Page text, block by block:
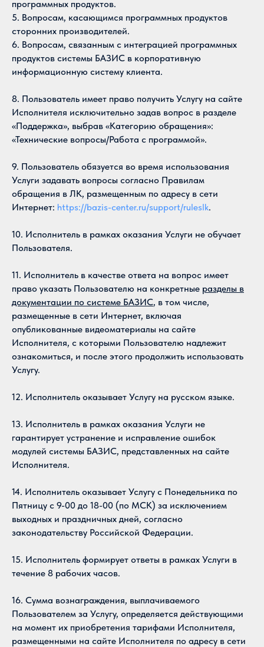
программных продуктов.
5. Вопросам, касающимся программных продуктов
сторонних производителей.
6. Вопросам, связанным с интеграцией программных
продуктов системы БАЗИС в корпоративную
информационную систему клиента.
8. Пользователь имеет право получить Услугу на сайте
Исполнителя исключительно задав вопрос в разделе
«Поддержка», выбрав «Категорию обращения»:
«Технические вопросы/Работа с программой».
9. Пользователь обязуется во время использования
Услуги задавать вопросы согласно Правилам
обращения в ЛК, размещенным по адресу в сети
Интернет: https://bazis-center.ru/support/ruleslk.
10. Исполнитель в рамках оказания Услуги не обучает
Пользователя.
11. Исполнитель в качестве ответа на вопрос имеет
право указать Пользователю на конкретные разделы в
документации по системе БАЗИС, в том числе,
размещенные в сети Интернет, включая
опубликованные видеоматериалы на сайте
Исполнителя, с которыми Пользователю надлежит
ознакомиться, и после этого продолжить использовать
Услугу.
12. Исполнитель оказывает Услугу на русском языке.
13. Исполнитель в рамках оказания Услуги не
гарантирует устранение и исправление ошибок
модулей системы БАЗИС, представленных на сайте
Исполнителя.
14. Исполнитель оказывает Услугу с Понедельника по
Пятницу с 9-00 до 18-00 (по МСК) за исключением
выходных и праздничных дней, согласно
законодательству Российской Федерации.
15. Исполнитель формирует ответы в рамках Услуги в
течение 8 рабочих часов.
16. Сумма вознаграждения, выплачиваемого
Пользователем за Услугу, определяется действующими
на момент их приобретения тарифами Исполнителя,
размещенными на сайте Исполнителя по адресу в сети